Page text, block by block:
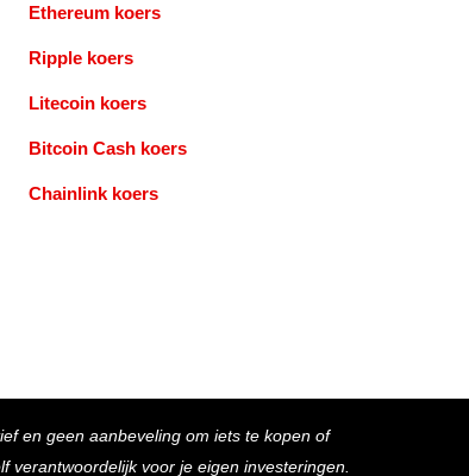
Ethereum koers
Ripple koers
Litecoin koers
Bitcoin Cash koers
Chainlink koers
en geen aanbeveling om iets te kopen of
verantwoordelijk voor je eigen investeringen.